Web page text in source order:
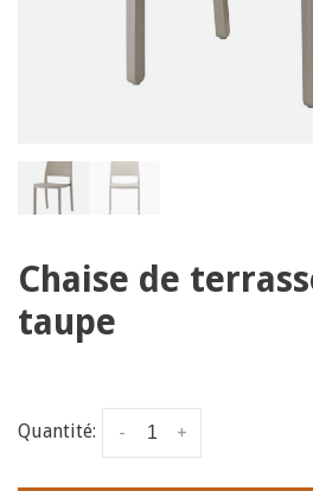
Chaise de
taupe
Quantité: +
-